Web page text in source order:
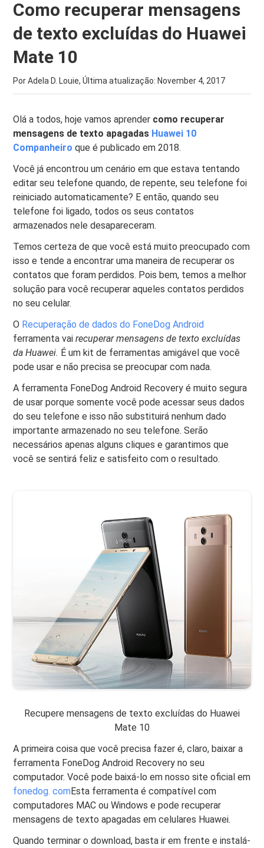
Como recuperar mensagens
de texto excluídas do Huawei
Mate 10
Por Adela D. Louie, Última atualização: November 4, 2017
Olá a todos, hoje vamos aprender como recuperar
mensagens de texto apagadas Huawei 10
Companheiro que é publicado em 2018.
Você já encontrou um cenário em que estava tentando
editar seu telefone quando, de repente, seu telefone foi
reiniciado automaticamente? E então, quando seu
telefone foi ligado, todos os seus contatos
armazenados nele desapareceram.
Temos certeza de que você está muito preocupado com
isso e tende a encontrar uma maneira de recuperar os
contatos que foram perdidos. Pois bem, temos a melhor
solução para você recuperar aqueles contatos perdidos
no seu celular.
O Recuperação de dados do FoneDog Android
ferramenta vai recuperar mensagens de texto excluídas
da Huawei. É um kit de ferramentas amigável que você
pode usar e não precisa se preocupar com nada.
A ferramenta FoneDog Android Recovery é muito segura
de usar porque somente você pode acessar seus dados
do seu telefone e isso não substituirá nenhum dado
importante armazenado no seu telefone. Serão
necessários apenas alguns cliques e garantimos que
você se sentirá feliz e satisfeito com o resultado.
Recupere mensagens de texto excluídas do Huawei
Mate 10
A primeira coisa que você precisa fazer é, claro, baixar a
ferramenta FoneDog Android Recovery no seu
computador. Você pode baixá-lo em nosso site oficial em
fonedog. comEsta ferramenta é compatível com
computadores MAC ou Windows e pode recuperar
mensagens de texto apagadas em celulares Huawei.
Quando terminar o download, basta ir em frente e instalá-